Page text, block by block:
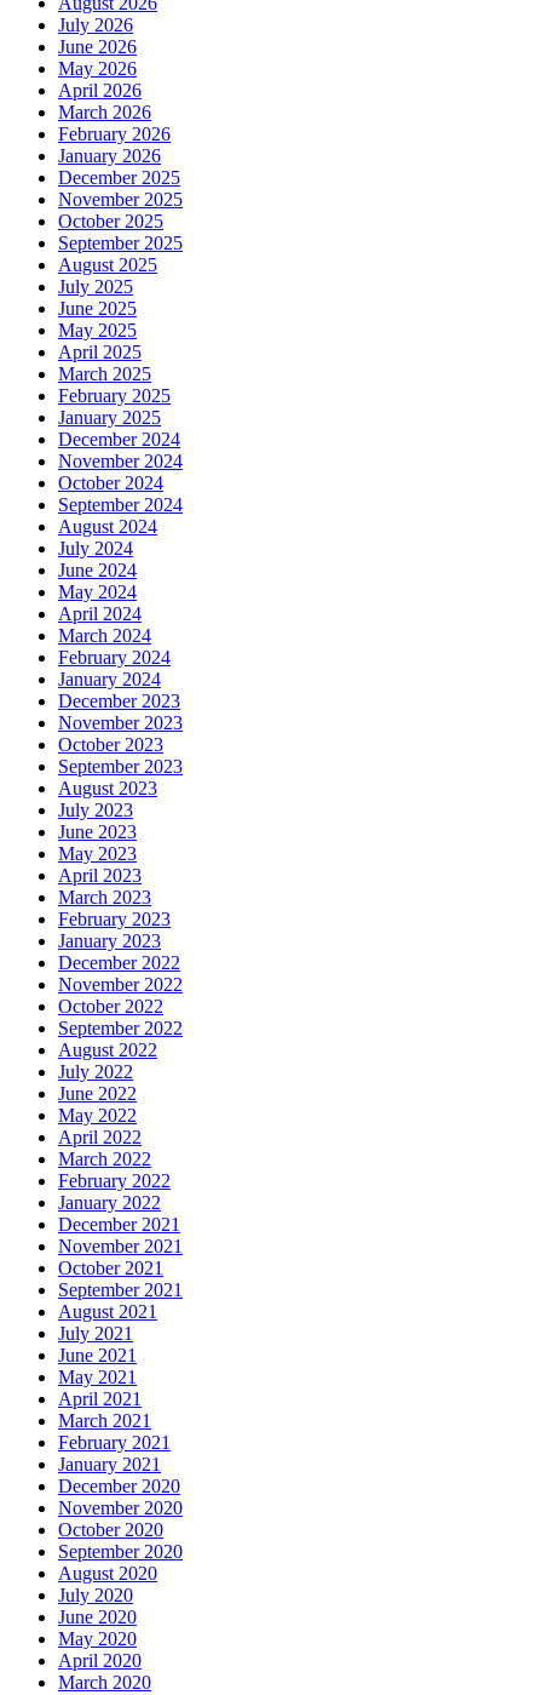
July 2026
June 2026
May 2026
April 2026
March 2026
February 2026
January 2026
December 2025
November 2025
October 2025
September 2025
August 2025
July 2025
June 2025
May 2025
April 2025
March 2025
February 2025
January 2025
December 2024
November 2024
October 2024
September 2024
August 2024
July 2024
June 2024
May 2024
April 2024
March 2024
February 2024
January 2024
December 2023
November 2023
October 2023
September 2023
August 2023
July 2023
June 2023
May 2023
April 2023
March 2023
February 2023
January 2023
December 2022
November 2022
October 2022
September 2022
August 2022
July 2022
June 2022
May 2022
April 2022
March 2022
February 2022
January 2022
December 2021
November 2021
October 2021
September 2021
August 2021
July 2021
June 2021
May 2021
April 2021
March 2021
February 2021
January 2021
December 2020
November 2020
October 2020
September 2020
August 2020
July 2020
June 2020
May 2020
April 2020
March 2020